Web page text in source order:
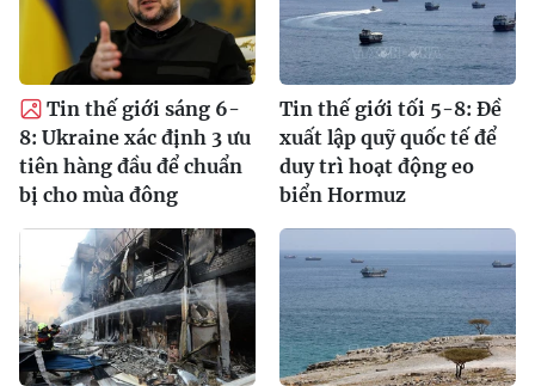
Tin thế giới sáng 6-
8: Ukraine xác định 3 ưu
tiên hàng đầu để chuẩn
bị cho mùa đông
Tin thế giới tối 5-8: Đề
xuất lập quỹ quốc tế để
duy trì hoạt động eo
biển Hormuz